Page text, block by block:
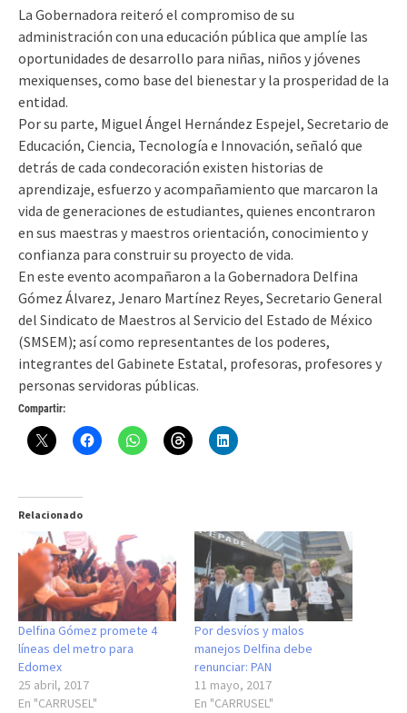
La Gobernadora reiteró el compromiso de su
administración con una educación pública que amplíe las
oportunidades de desarrollo para niñas, niños y jóvenes
mexiquenses, como base del bienestar y la prosperidad de la
entidad.
Por su parte, Miguel Ángel Hernández Espejel, Secretario de
Educación, Ciencia, Tecnología e Innovación, señaló que
detrás de cada condecoración existen historias de
aprendizaje, esfuerzo y acompañamiento que marcaron la
vida de generaciones de estudiantes, quienes encontraron
en sus maestras y maestros orientación, conocimiento y
confianza para construir su proyecto de vida.
En este evento acompañaron a la Gobernadora Delfina
Gómez Álvarez, Jenaro Martínez Reyes, Secretario General
del Sindicato de Maestros al Servicio del Estado de México
(SMSEM); así como representantes de los poderes,
integrantes del Gabinete Estatal, profesoras, profesores y
personas servidoras públicas.
Compartir:
Relacionado
Delfina Gómez promete 4
líneas del metro para
Edomex
25 abril, 2017
En "CARRUSEL"
Por desvíos y malos
manejos Delfina debe
renunciar: PAN
11 mayo, 2017
En "CARRUSEL"